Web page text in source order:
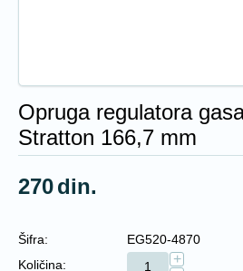
Opruga regulatora
Stratton 166,7 mm
270din.
Šifra:
EG520-4870
Količina:
+